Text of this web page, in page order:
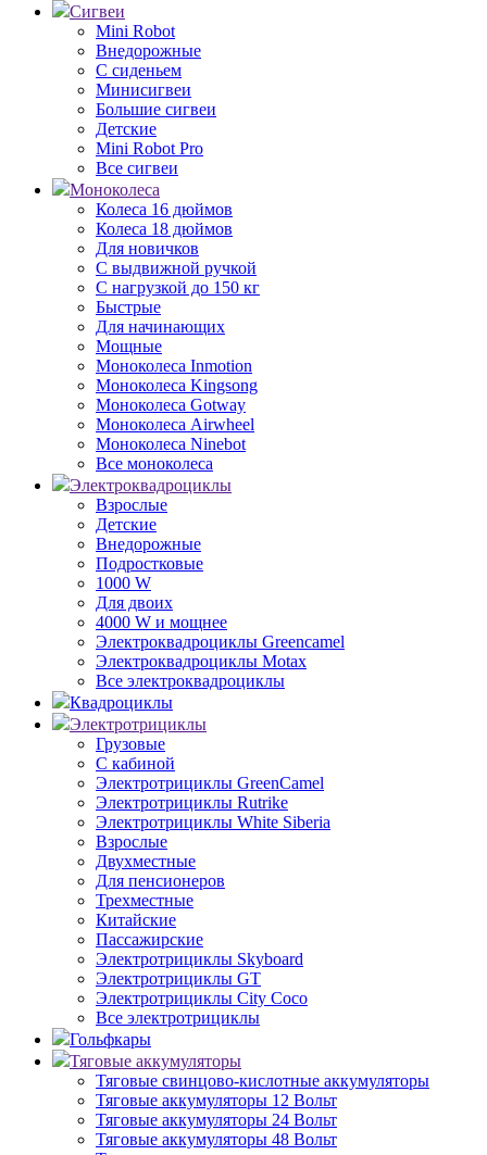
Сигвеи
Mini Robot
Внедорожные
С сиденьем
Минисигвеи
Большие сигвеи
Детские
Mini Robot Pro
Все сигвеи
Моноколеса
Колеса 16 дюймов
Колеса 18 дюймов
Для новичков
С выдвижной ручкой
С нагрузкой до 150 кг
Быстрые
Для начинающих
Мощные
Моноколеса Inmotion
Моноколеса Kingsong
Моноколеса Gotway
Моноколеса Airwheel
Моноколеса Ninebot
Все моноколеса
Электроквадроциклы
Взрослые
Детские
Внедорожные
Подростковые
1000 W
Для двоих
4000 W и мощнее
Электроквадроциклы Greencamel
Электроквадроциклы Motax
Все электроквадроциклы
Квадроциклы
Электротрициклы
Грузовые
С кабиной
Электротрициклы GreenCamel
Электротрициклы Rutrike
Электротрициклы White Siberia
Взрослые
Двухместные
Для пенсионеров
Трехместные
Китайские
Пассажирские
Электротрициклы Skyboard
Электротрициклы GT
Электротрициклы City Coco
Все электротрициклы
Гольфкары
Тяговые аккумуляторы
Тяговые свинцово-кислотные аккумуляторы
Тяговые аккумуляторы 12 Вольт
Тяговые аккумуляторы 24 Вольт
Тяговые аккумуляторы 48 Вольт